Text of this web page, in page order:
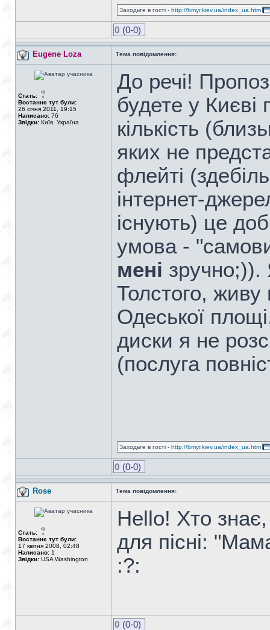
Заходьте в гості - http://bmyr.kiev.ua/index_ua.htm
0 (0-0)
Eugene Loza Тема повідомлення:
Стать:
Востаннє тут були:
26 січня 2011, 19:15
Написано: 76
Звідки: Київ, Україна
До речі!
будете у
кількість
яких не
флейті
інтернет-
існують) це
умова -
мені
Толстого,
Одеської
диски я не
(послуга
Заходьте в гості - http://bmyr.kiev.ua/index_ua.htm
0 (0-0)
Rose Тема повідомлення:
Стать:
Востаннє тут були:
17 квітня 2008, 02:48
Написано: 1
Звідки: USA Washington
Hello! Хто
для пісні:
:?:
0 (0-0)